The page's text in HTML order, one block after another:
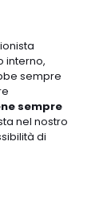
interno,
sempre
sempre
nel nostro
di